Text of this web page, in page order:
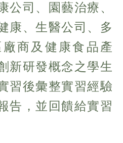
公司、園藝治療、
康、生醫公司、多
商及健康食品產
新研發概念之學生
習後彙整實習經驗
告，並回饋給實習